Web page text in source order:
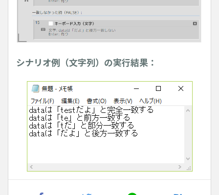
シナリオ例（文字列）の実行結果：